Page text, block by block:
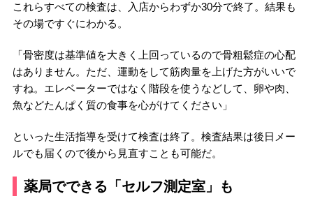
これらすべての検査は、入店からわずか30分で終了。結果も
その場ですぐにわかる。
「骨密度は基準値を大きく上回っているので骨粗鬆症の心配
はありません。ただ、運動をして筋肉量を上げた方がいいで
すね。エレベーターではなく階段を使うなどして、卵や肉、
魚などたんぱく質の食事を心がけてください」
といった生活指導を受けて検査は終了。検査結果は後日メー
ルでも届くので後から見直すことも可能だ。
薬局でできる「セルフ測定室」も